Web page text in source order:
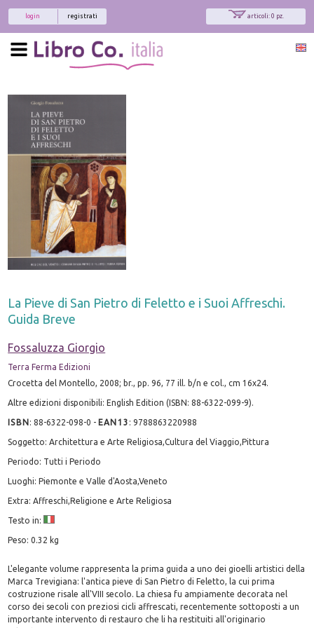
articoli: 0 pz.
registrati
login
La Pieve di San Pietro di Feletto e i Suoi Affreschi.
Guida Breve
Fossaluzza Giorgio
Terra Ferma Edizioni
Crocetta del Montello, 2008; br., pp. 96, 77 ill. b/n e col., cm 16x24.
Altre edizioni disponibili: English Edition (ISBN: 88-6322-099-9).
ISBN:88-6322-098-0 - EAN13 :9788863220988
Soggetto: Architettura e Arte Religiosa,Cultura del Viaggio,Pittura
Periodo: Tutti i Periodo
Luoghi: Piemonte e Valle d'Aosta,Veneto
Extra: Affreschi,Religione e Arte Religiosa
Testo in:
Peso: 0.32 kg
L'elegante volume rappresenta la prima guida a uno dei gioelli artistici della
Marca Trevigiana: l'antica pieve di San Pietro di Feletto, la cui prima
costruzione risale all'VIII secolo. La chiesa fu ampiamente decorata nel
corso dei secoli con preziosi cicli affrescati, recentemente sottoposti a un
importante intervento di restauro che li ha restituiti all'originario